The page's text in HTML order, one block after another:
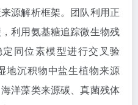
源解析框架。团队利用正
利用氨基糖追踪微生物残
定同位素模型进行交叉验
地沉积物中盐生植物来源
洋藻类来源碳、真菌残体